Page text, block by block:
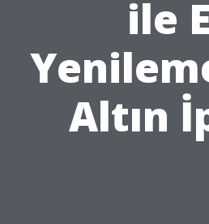
ile
Altın